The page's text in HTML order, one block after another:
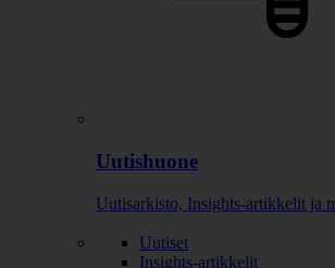
Uutishuone
Uutisarkisto, Insights-artikkelit ja
Uutiset
Insights-artikkelit